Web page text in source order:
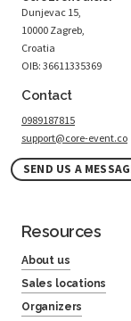
Dunjevac 15,
10000 Zagreb,
Croatia
OIB: 36611335369
Contact
0989187815
support@core-event.co
SEND US A
Resources
About us
Sales locations
Organizers